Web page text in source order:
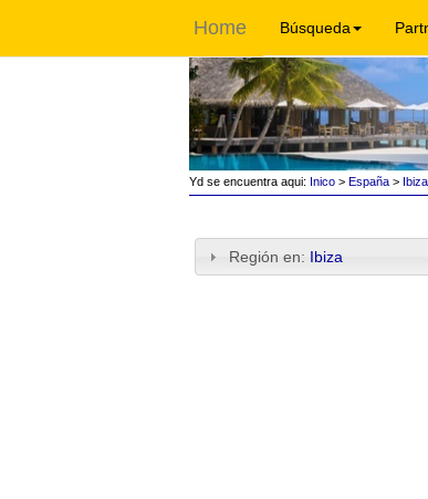
Home Búsqueda
Yd se encuentra aqui: Inico> España> Ibiza
Región en: Ibiza